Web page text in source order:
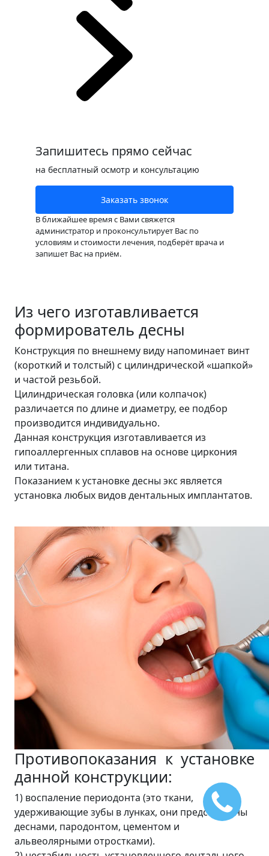
Запишитесь прямо сейчас
на бесплатный осмотр и консультацию
Заказать звонок
В ближайшее время с Вами свяжется
администратор и проконсультирует Вас по
условиям и стоимости лечения, подберёт врача и
запишет Вас на приём.
Из чего изготавливается
формирователь десны
Конструкция по внешнему виду напоминает винт
(короткий и толстый) с цилиндрической «шапкой»
и частой резьбой.
Цилиндрическая головка (или колпачок)
различается по длине и диаметру, ее подбор
производится индивидуально.
Данная конструкция изготавливается из
гипоаллергенных сплавов на основе циркония
или титана.
Показанием к установке десны экс является
установка любых видов дентальных имплантатов.
Противопоказания к установке
данной конструкции:
1) воспаление периодонта (это ткани,
удерживающие зубы в лунках, они представлены
деснами, пародонтом, цементом и
альвеолярными отростками).